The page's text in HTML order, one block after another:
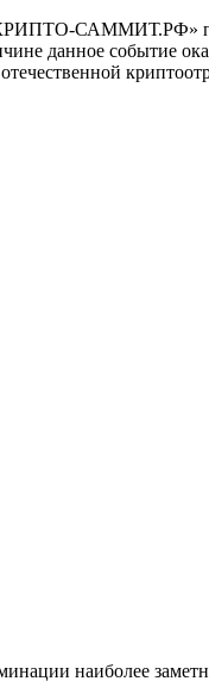
САММИТ.РФ»
данное событие
наиболее